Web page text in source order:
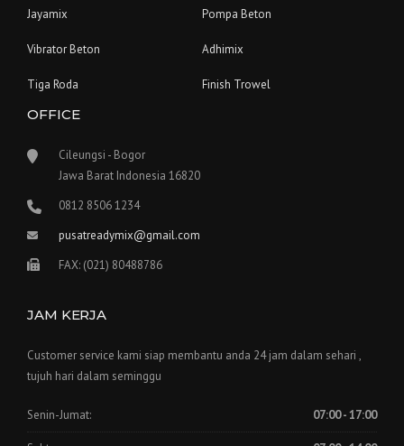
Jayamix Pompa Beton
Vibrator Beton Adhimix
Tiga Roda Finish Trowel
OFFICE
Cileungsi - Bogor
Jawa Barat Indonesia 16820
0812 8506 1234
pusatreadymix@gmail.com
FAX: (021) 80488786
JAM KERJA
Customer service kami siap membantu anda 24 jam dalam sehari ,
tujuh hari dalam seminggu
Senin-Jumat: 07:00 - 17:00